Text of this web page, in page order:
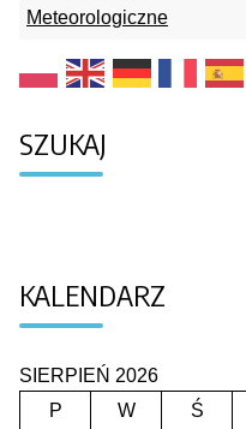
Meteorologiczne
SZUKAJ
KALENDARZ
SIERPIEŃ 2026
P
W Ś